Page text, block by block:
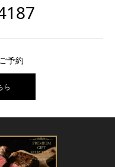
予約
ら